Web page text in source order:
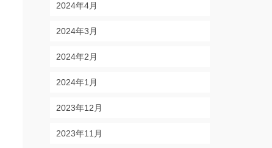
2024年4月
2024年3月
2024年2月
2024年1月
2023年12月
2023年11月